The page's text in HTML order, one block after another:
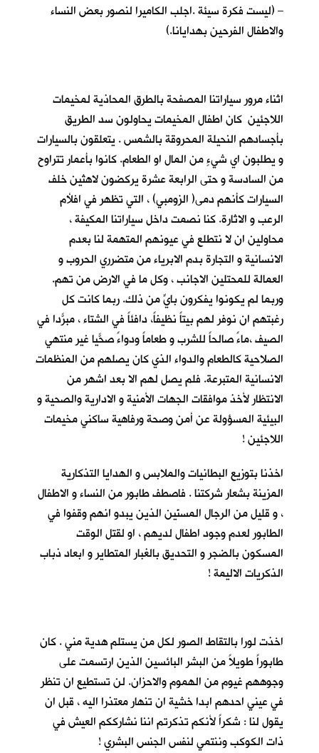
– (ليست فكرة سيئة .اجلب الكاميرا لنصور بعض النساء
والاطفال الفرحين بهدايانا.)
اثناء مرور سياراتنا المصفحة بالطرق المحاذية لمخيمات
اللاجئين كان اطفال المخيمات يحاولون سد الطريق
بأجسادهم النحيلة المحروقة بالشمس . يتعلقون بالسيارات
و يطلبون اي شيءٍ من المال او الطعام. كانوا بأعمار تتراوح
من السادسة و حتى الرابعة عشرة يركضون لاهثين خلف
السيارات كأنهم دمى( الزومبي) ، التي تظهر في افلأم
الرعب و الاثارة. كنا نصمت داخل سياراتنا المكيفة ،
محاولين ان لا نتطلع في عيونهم المتهمة لنا بعدم
الانسانية و التجارة بدم الابرياء من متضرري الحروب و
العمالة للمحتلين الاجانب ، وكل ما في الارض من تهم.
وربما لم يكونوا يفكرون بايٍّ من ذلك. ربما كانت كل
رغبتهم ان نوفر لهم بيتاً نظيفاً، دافئاً في الشتاء ، مبرّداً في
الصيف ،ماءً صالحاً للشرب و طعاماً ودواءً صحّياً غير منتهي
الصلاحية كالطعام والدواء الذي كان يصلهم من المنظمات
الانسانية المتبرعة. فلم يصل لهم الا بعد اشهر من
الانتظار لأخذ موافقات الجهات الأمنية و الادارية والصحية و
البيئية المسؤولة عن أمن وصحة ورفاهية ساكني مخيمات
اللاجئين !
اخذنا بتوزيع البطانيات والملابس و الهدايا التذكارية
المزينة بشعار شركتنا . فاصطف طابور من النساء و الاطفال
، و قليل من الرجال المسنّين الذين يبدو انهم وقفوا في
الطابور لعدم وجود اطفال لديهم ، او لقتل الوقت
المسكون بالضجر و التحديق بالغبار المتطاير و ابعاد ذباب
الذكريات الاليمة !
اخذت لورا بالتقاط الصور لكل من يستلم هدية مني . كان
طابوراً طويلاً من البشر البائسين الذين ارتسمت على
وجوههم غيوم من الهموم والاحزان. لن تستطيع ان تنظر
في عيني احدهم ابدا خشية ان تنهار معتذرا اليه ، قبل ان
يقول لنا : شكراً لأنكم تذكرتم اننا نشارككم العيش في
ذات الكوكب وننتمي لنفس الجنس البشري !